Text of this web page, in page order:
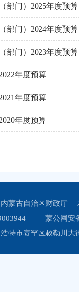
部门）2025年度预算
部门）2024年度预算
部门）2023年度预算
年度预算
年度预算
年度预算
内蒙古自治区财政厅
蒙公网安
特市赛罕区敕勒川